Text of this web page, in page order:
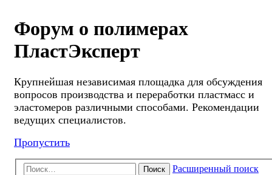
Форум о полимерах
ПластЭксперт
Крупнейшая независимая площадка для обсуждения
вопросов производства и переработки пластмасс и
эластомеров различными способами. Рекомендации
ведущих специалистов.
Пропустить
Поиск Расширенный поиск